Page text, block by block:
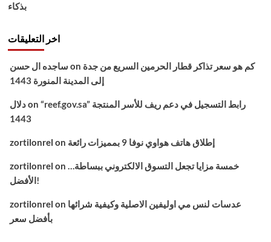
بذكاء
اخر التعليقات
ساجده ال حسن on كم هو سعر تذاكر قطار الحرمين السريع من جدة
إلى المدينة المنورة 1443
دلالon “reef.gov.sa” رابط التسجيل في دعم ريف للأسر المنتجة
1443
zortilonrel on إطلاق هاتف هواوي نوفا 9 بمميزات رائعة
zortilonrel on خمسة مزايا تجعل التسوق الالكتروني ببساطة…
الأفضل!
zortilonrel on عدسات لنس مي اوليفين الاصلية وكيفية شرائها
بأفضل سعر